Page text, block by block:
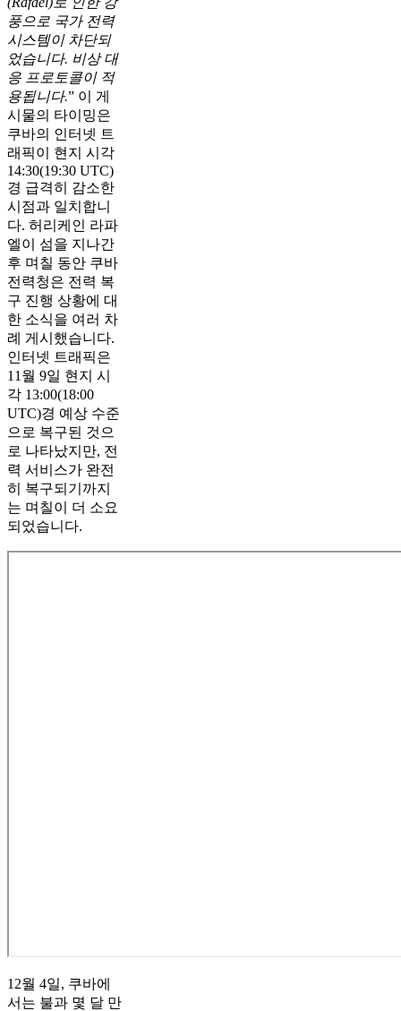
풍으로 국가 전력
시스템이 차단되
었습니다. 비상 대
응 프로토콜이 적
용됩니다.” 이 게
시물의 타이밍은
쿠바의 인터넷 트
래픽이 현지 시각
14:30(19:30 UTC)
경 급격히 감소한
시점과 일치합니
다. 허리케인 라파
엘이 섬을 지나간
후 며칠 동안 쿠바
전력청은 전력 복
구 진행 상황에 대
한 소식을 여러 차
례 게시했습니다.
인터넷 트래픽은
11월 9일 현지 시
각 13:00(18:00
UTC)경 예상 수준
으로 복구된 것으
로 나타났지만, 전
력 서비스가 완전
히 복구되기까지
는 며칠이 더 소요
되었습니다.
12월 4일, 쿠바에
서는 불과 몇 달 만